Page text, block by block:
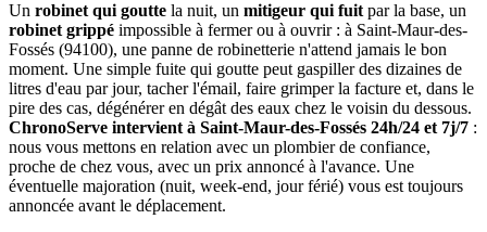
Un robinet qui goutte la nuit, un mitigeur qui fuit par la base, un
robinet grippé impossible à fermer ou à ouvrir : à Saint-Maur-des-
Fossés (94100), une panne de robinetterie n'attend jamais le bon
moment. Une simple fuite qui goutte peut gaspiller des dizaines de
litres d'eau par jour, tacher l'émail, faire grimper la facture et, dans le
pire des cas, dégénérer en dégât des eaux chez le voisin du dessous.
ChronoServe intervient à Saint-Maur-des-Fossés 24h/24 et 7j/7 :
nous vous mettons en relation avec un plombier de confiance,
proche de chez vous, avec un prix annoncé à l'avance. Une
éventuelle majoration (nuit, week-end, jour férié) vous est toujours
annoncée avant le déplacement.